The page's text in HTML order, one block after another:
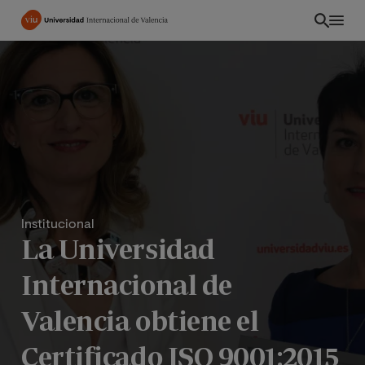
Pasar
Institucional
La Universidad
Internacional de
Valencia obtiene el
Certificado ISO 9001:2015